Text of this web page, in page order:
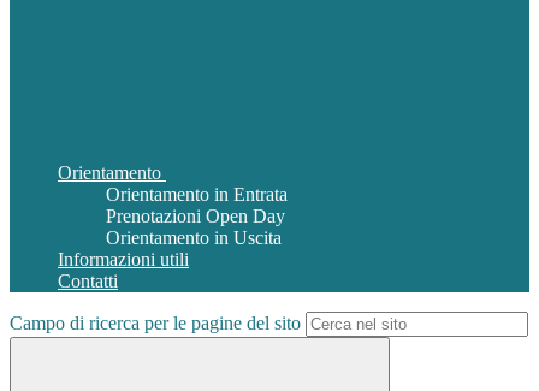
Orientamento
Orientamento in Entrata
Prenotazioni Open Day
Orientamento in Uscita
Informazioni utili
Contatti
Campo di ricerca per le pagine del sito